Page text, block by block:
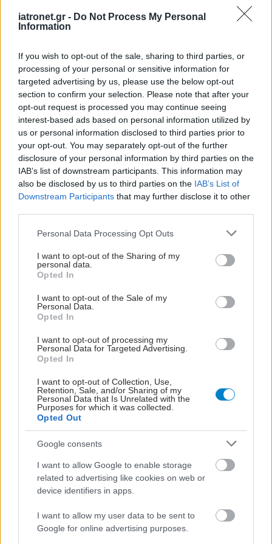
iatronet.gr - Do Not Process My Personal
Information
If you wish to opt-out of the sale, sharing to third parties, or
processing of your personal or sensitive information for
targeted advertising by us, please use the below opt-out
section to confirm your selection. Please note that after your
opt-out request is processed you may continue seeing
interest-based ads based on personal information utilized by
us or personal information disclosed to third parties prior to
your opt-out. You may separately opt-out of the further
disclosure of your personal information by third parties on the
IAB’s list of downstream participants. This information may
also be disclosed by us to third parties on the IAB’s List of
Downstream Participants that may further disclose it to other
Please note that this website/app uses one or more Google
not limited to your visit or usage behaviour. You may click to
grant or deny consent to Google and its third-party tags to
use your data for below specified purposes in below Google
consent section.
Personal Data Processing Opt Outs
I want to opt-out of the Sharing of my
personal data.
Opted In
I want to opt-out of the Sale of my
Personal Data.
Opted In
I want to opt-out of processing my
Personal Data for Targeted Advertising.
Opted In
I want to opt-out of Collection, Use,
Retention, Sale, and/or Sharing of my
Personal Data that Is Unrelated with the
Purposes for which it was collected.
Opted Out
Google consents
I want to allow Google to enable storage
related to advertising like cookies on web or
device identifiers in apps.
I want to allow my user data to be sent to
Google for online advertising purposes.
ΣΗΜΕΡΑ ΣΤΟ IATRONET.GR